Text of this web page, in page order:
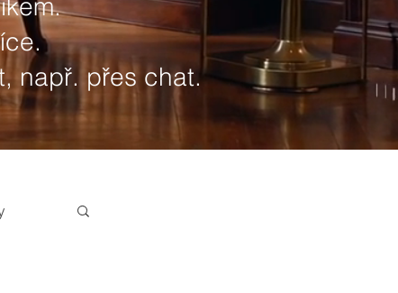
např. přes chat.